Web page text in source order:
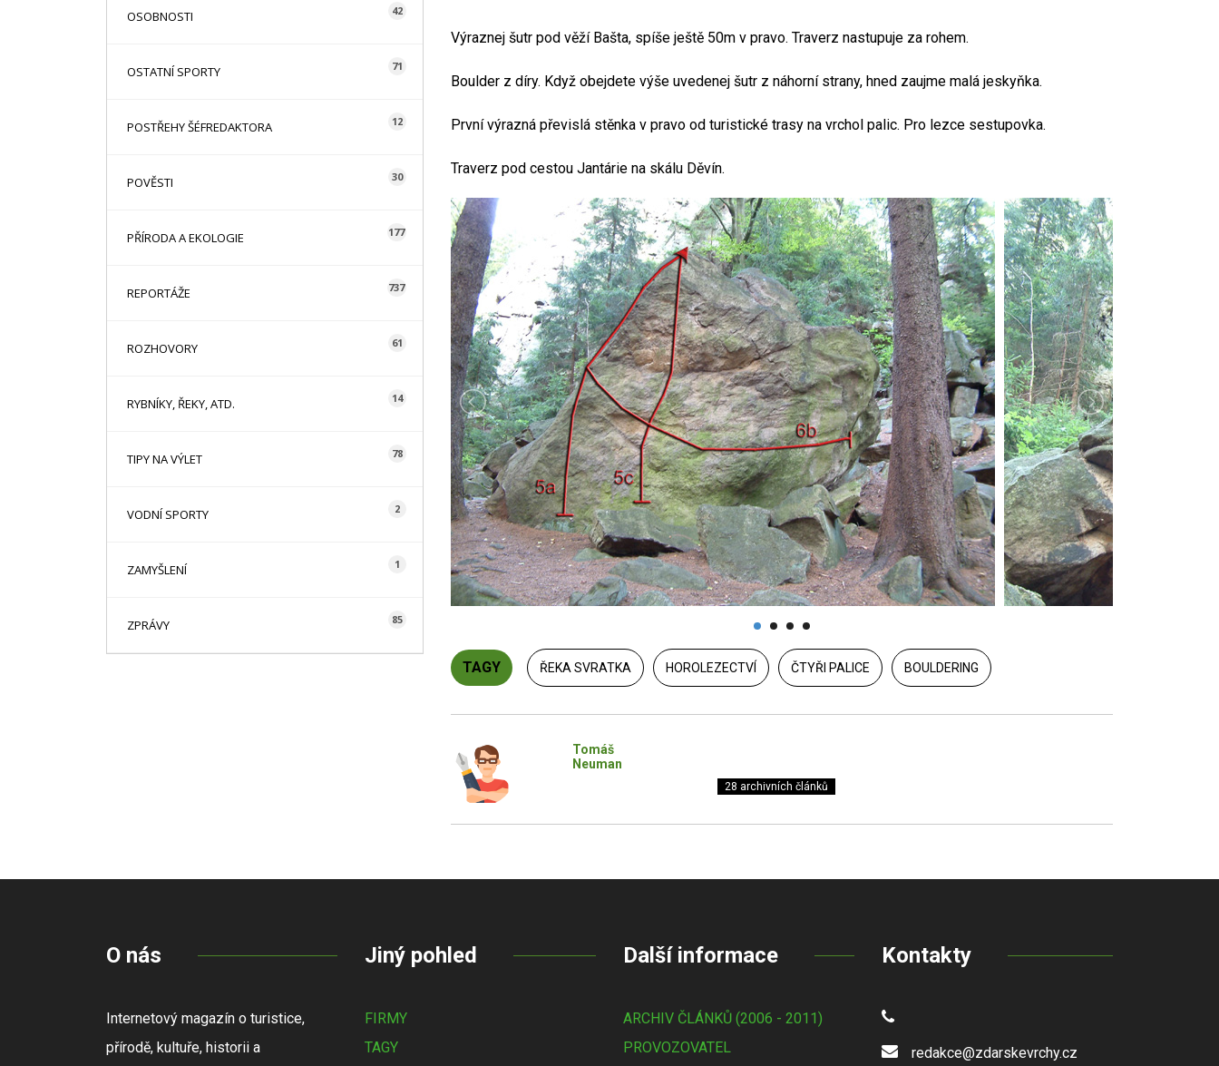
OSOBNOSTI 42
OSTATNÍ SPORTY 71
POSTŘEHY ŠÉFREDAKTORA 12
POVĚSTI 30
PŘÍRODA A EKOLOGIE 177
REPORTÁŽE 737
ROZHOVORY 61
RYBNÍKY, ŘEKY, ATD. 14
TIPY NA VÝLET 78
VODNÍ SPORTY 2
ZAMYŠLENÍ 1
ZPRÁVY 85
Výraznej šutr pod věží Bašta, spíše ještě 50m v pravo. Traverz nastupuje za rohem.
Boulder z díry. Když obejdete výše uvedenej šutr z náhorní strany, hned zaujme malá jeskyňka.
První výrazná převislá stěnka v pravo od turistické trasy na vrchol palic. Pro lezce sestupovka.
Traverz pod cestou Jantárie na skálu Děvín.
TAGY ŘEKA SVRATKA HOROLEZECTVÍ ČTYŘI PALICE BOULDERING
Tomáš
Neuman
28 archivních článků
O nás
Internetový magazín o turistice,
přírodě, kultuře, historii a
Jiný pohled
FIRMY
TAGY
Další informace
ARCHIV ČLÁNKŮ (2006 - 2011)
PROVOZOVATEL
Kontakty
redakce@zdarskevrchy.cz